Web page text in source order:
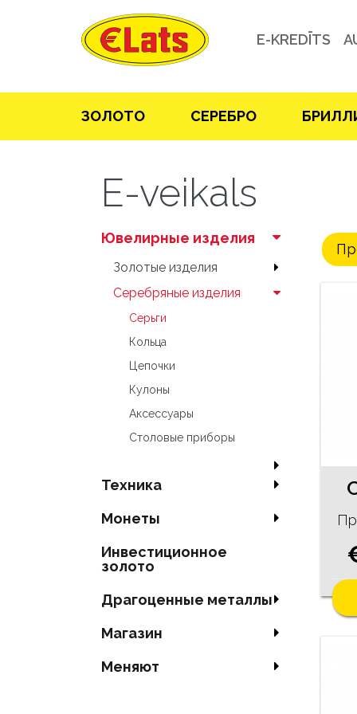
E-KREDĪTS
ЗOЛOТO СЕРЕБРO
E-veikals
Ювелирные изделия
Зoлoтые изделия
Серебряные изделия
Серьги
Кольца
Цепочки
Кулоны
Аксесcуары
Столовые приборы
Техника
Mонеты
Инвестиционное
золото
Драгоценные металлы
Магазин
Меняют